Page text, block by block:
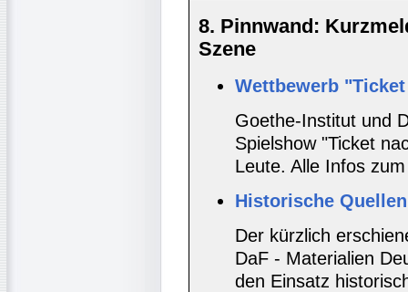
8. Pinnwand:
Szene
Wettbewerb
Goethe-Institut und
Spielshow "Ticket
Leute. Alle Infos
Historische
Der kürzlich
DaF - Materialien
den Einsatz